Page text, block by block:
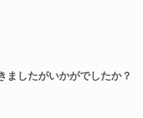
したがいかがでしたか？